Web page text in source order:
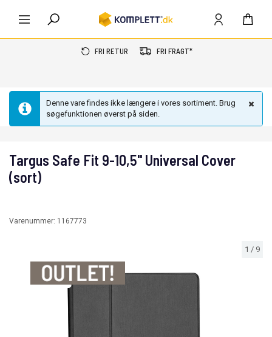
FRI RETUR FRI FRAGT*
Denne vare findes ikke længere i vores sortiment. Brug
søgefunktionen øverst på siden.
1 / 9
Targus Safe Fit 9-10,5'' Universal Cover
(sort)
Varenummer: 1167773